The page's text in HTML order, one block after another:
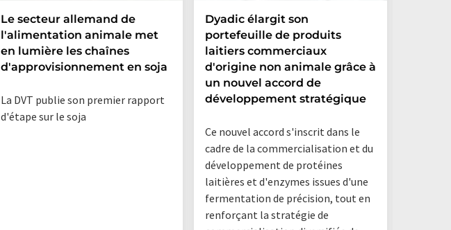
Le secteur allemand de
l'alimentation animale met
en lumière les chaînes
d'approvisionnement en soja
La DVT publie son premier rapport
d'étape sur le soja
Dyadic élargit son
portefeuille de produits
laitiers commerciaux
d'origine non animale grâce à
un nouvel accord de
développement stratégique
Ce nouvel accord s'inscrit dans le
cadre de la commercialisation et du
développement de protéines
laitières et d'enzymes issues d'une
fermentation de précision, tout en
renforçant la stratégie de